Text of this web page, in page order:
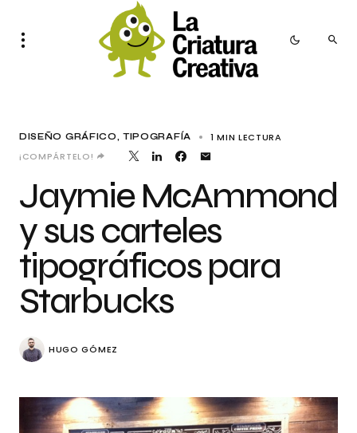
DISEÑO GRÁFICO TIPOGRAFÍA
1 MIN LECTURA
¡COMPÁRTELO!
Jaymie McAmmond
y sus carteles
tipográficos para
Starbucks
HUGO GÓMEZ